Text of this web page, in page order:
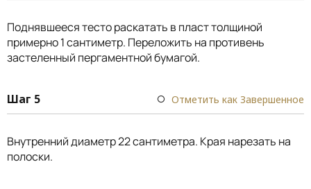
Поднявшееся тесто раскатать в пласт толщиной
примерно 1 сантиметр. Переложить на противень
застеленный пергаментной бумагой.
Шаг 5 Отметить как Завершенное
Внутренний диаметр 22 сантиметра. Края нарезать на
полоски.